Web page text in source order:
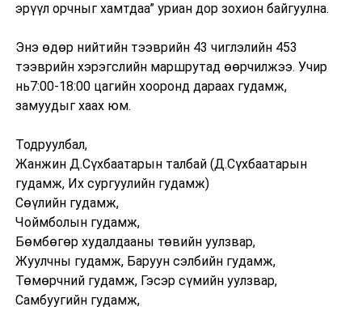
эрүүл орчныг хамтдаа” уриан дор зохион байгуулна.
Энэ өдөр нийтийн тээврийн 43 чиглэлийн 453
тээврийн хэрэгслийн маршрутад өөрчилжээ. Учир
нь7:00-18:00 цагийн хооронд дараах гудамж,
замуудыг хаах юм.
Тодруулбал,
Жанжин Д.Сүхбаатарын талбай (Д.Сүхбаатарын
гудамж, Их сургуулийн гудамж)
Сөүлийн гудамж,
Чоймболын гудамж,
Бөмбөгөр худалдааны төвийн уулзвар,
Жуулчны гудамж, Баруун сэлбийн гудамж,
Төмөрчний гудамж, Гэсэр сүмийн уулзвар,
Самбуугийн гудамж,